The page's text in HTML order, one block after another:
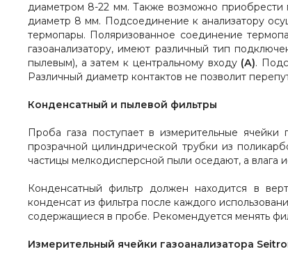
диаметром 8-22 мм. Также возможно
диаметр 8 мм. Подсоединение к анализатору
термопары. Поляризованное соединение
газоанализатору, имеют различный тип
пылевым), а затем к центральному входу (А).
Различный диаметр контактов не позволит
Конденсатный и пылевой фильтры
Проба газа поступает в измерительные
прозрачной цилиндрической трубки из
частицы мелкодисперсной пыли оседают, а влага
Конденсатный фильтр должен находится в
конденсат из фильтра после каждого
содержащиеся в пробе. Рекомендуется менять
Измерительный ячейки газоанализатора